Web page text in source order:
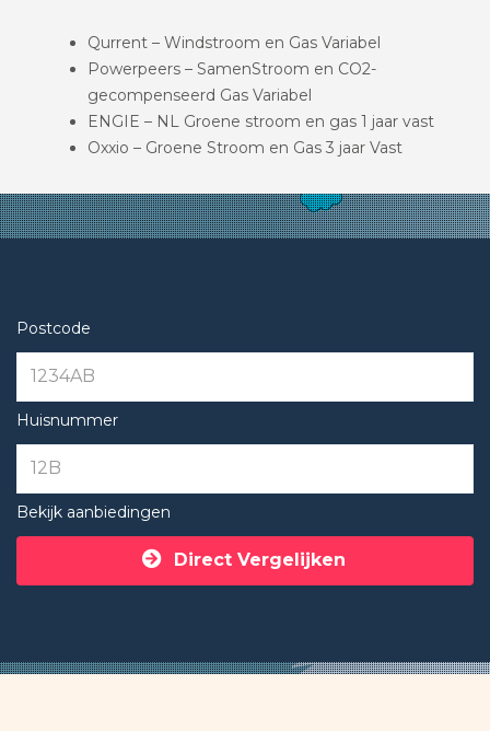
Qurrent – Windstroom en Gas Variabel
Powerpeers – SamenStroom en CO2-
gecompenseerd Gas Variabel
ENGIE – NL Groene stroom en gas 1 jaar vast
Oxxio – Groene Stroom en Gas 3 jaar Vast
Postcode
Huisnummer
Bekijk aanbiedingen
Direct Vergelijken